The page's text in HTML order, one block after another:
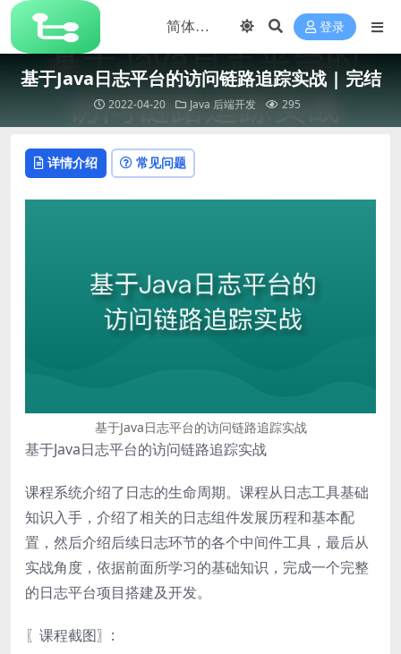
登录
基于Java日志平台的访问链路追踪实战 | 完结
2022-04-20 Java 后端开发 295
详情介绍 常见问题
基于Java日志平台的访问链路追踪实战
基于Java日志平台的访问链路追踪实战
课程系统介绍了日志的生命周期。课程从日志工具基础
知识入手，介绍了相关的日志组件发展历程和基本配
置，然后介绍后续日志环节的各个中间件工具，最后从
实战角度，依据前面所学习的基础知识，完成一个完整
的日志平台项目搭建及开发。
〖课程截图〗: